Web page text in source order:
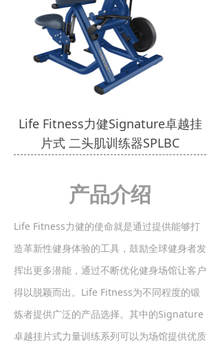
Life Fitness力健Signature卓越挂
片式 二头肌训练器SPLBC
产品介绍
Life Fitness力健的使命就是通过提供能够打
造革新性健身体验的工具，鼓励全球健身者发
挥出更多潜能，通过不断优化健身场馆让客户
得以脱颖而出。Life Fitness为不同程度的锻
炼者提供广泛的产品选择。其中的Signature
卓越挂片式力量训练系列可以为场馆提供优质